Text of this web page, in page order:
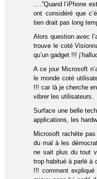
….”Quand l’iPhone
ont considéré que
tien drait pas long
Alors question avec
trouve le coté
qu’un gadget !!!
A ce jour Microsoft
le monde coté
!!! car là je cherche
vibrer les utilisateurs.
Surface une belle
applications, les
Microsoft rachète
du mal à les
ne sait plus du tout
trop habitué à parlé à
!!! comment